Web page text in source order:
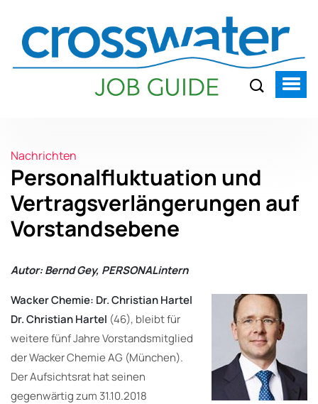
Nachrichten
Personalfluktuation und
Vertragsverlängerungen auf
Vorstandsebene
Autor: Bernd Gey, PERSONALintern
Wacker Chemie: Dr. Christian Hartel
Dr. Christian Hartel (46), bleibt für
weitere fünf Jahre Vorstandsmitglied
der Wacker Chemie AG (München).
Der Aufsichtsrat hat seinen
gegenwärtig zum 31.10.2018